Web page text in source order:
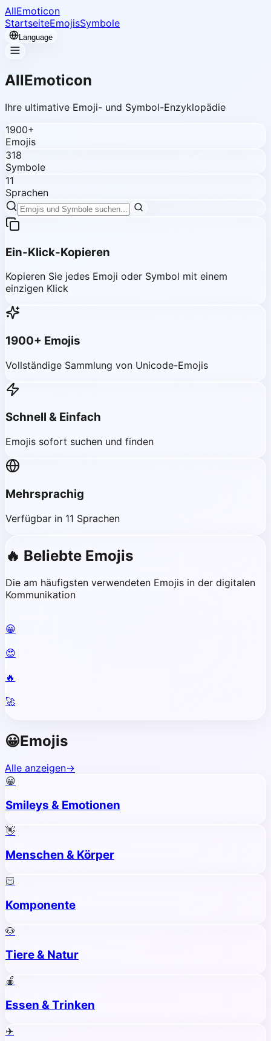
AllEmoticon
StartseiteEmojisSymbole
Language
AllEmoticon
Ihre ultimative Emoji- und Symbol-Enzyklopädie
1900+
Emojis
318
Symbole
11
Sprachen
Ein-Klick-Kopieren
Kopieren Sie jedes Emoji oder Symbol mit einem
einzigen Klick
1900+ Emojis
Vollständige Sammlung von Unicode-Emojis
Schnell & Einfach
Emojis sofort suchen und finden
Mehrsprachig
Verfügbar in 11 Sprachen
🔥 Beliebte Emojis
Die am häufigsten verwendeten Emojis in der digitalen
Kommunikation
😀
😍
🔥
🚀
😀Emojis
Alle anzeigen→
😀
Smileys & Emotionen
👋
Menschen & Körper
🏻
Komponente
🐶
Tiere & Natur
🍎
Essen & Trinken
✈️